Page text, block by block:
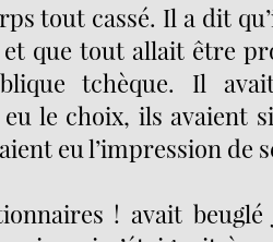
tout cassé. Il a dit
et que tout allait être
tchèque. Il
eu le choix, ils avaient
eu l’impression de
! avait beuglé